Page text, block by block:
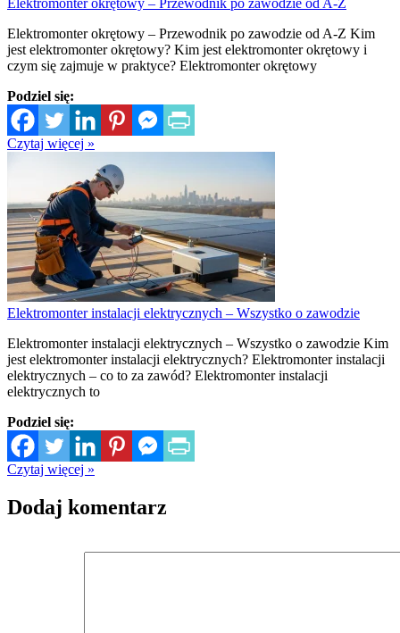
Elektromonter okrętowy – Przewodnik po zawodzie od A-Z
Elektromonter okrętowy – Przewodnik po zawodzie od A-Z Kim
jest elektromonter okrętowy? Kim jest elektromonter okrętowy i
czym się zajmuje w praktyce? Elektromonter okrętowy
Podziel się:
Czytaj więcej »
Elektromonter instalacji elektrycznych – Wszystko o zawodzie
Elektromonter instalacji elektrycznych – Wszystko o zawodzie Kim
jest elektromonter instalacji elektrycznych? Elektromonter instalacji
elektrycznych – co to za zawód? Elektromonter instalacji
elektrycznych to
Podziel się:
Czytaj więcej »
Dodaj komentarz